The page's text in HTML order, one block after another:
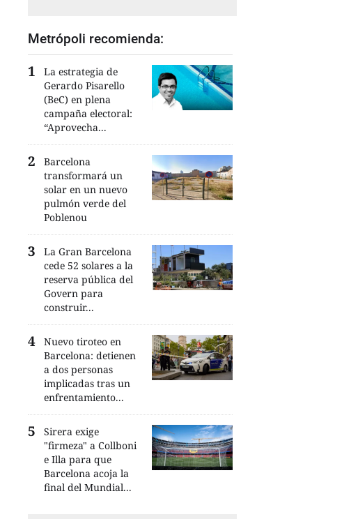
Metrópoli recomienda:
La estrategia de
Gerardo Pisarello
(BeC) en plena
campaña electoral:
“Aprovecha...
Barcelona
transformará un
solar en un nuevo
pulmón verde del
Poblenou
La Gran Barcelona
cede 52 solares a la
reserva pública del
Govern para
construir...
Nuevo tiroteo en
Barcelona: detienen
a dos personas
implicadas tras un
enfrentamiento...
Sirera exige
"firmeza" a Collboni
e Illa para que
Barcelona acoja la
final del Mundial...